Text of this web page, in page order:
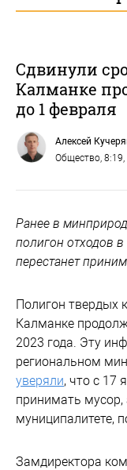
Сдвинули
Калманке
до 1 февраля
Алексей
Общество ,
Ранее в
полигон отходов
перестанет
Полигон твердых
Калманке
2023 года. Эту
региональном
уверяли, что с 17
принимать мусор,
муниципалитете,
Замдиректора